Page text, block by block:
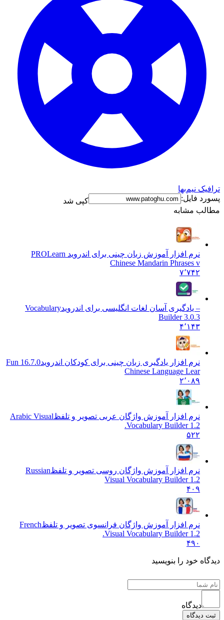
ترافیک نیم‌بها
پسورد فایل:
کپی شد
مطالب مشابه
نرم افزار آموزش زبان چینی برای اندروید PRO Learn
Chinese Mandarin Phrases v
۷٬۷۴۲
– یادگیری آسان لغات انگلیسی برای اندرویدVocabulary
Builder 3.0.3
۴٬۱۴۳
نرم افزار یادگیری زبان چینی برای کودکان اندروید
16.7.0 Fun
Chinese Language Lear
۲٬۰۸۹
نرم افزار آموزش واژگان عربی تصویر و تلفظArabic Visual
Vocabulary Builder 1.2.
۵۲۲
نرم افزار آموزش واژگان روسی تصویر و تلفظRussian
Visual Vocabulary Builder 1.2
۴۰۹
نرم افزار آموزش واژگان فرانسوی تصویر و تلفظFrench
Visual Vocabulary Builder 1.2.
۴۹۰
دیدگاه خود را بنویسید
دیدگاه
ثبت دیدگاه